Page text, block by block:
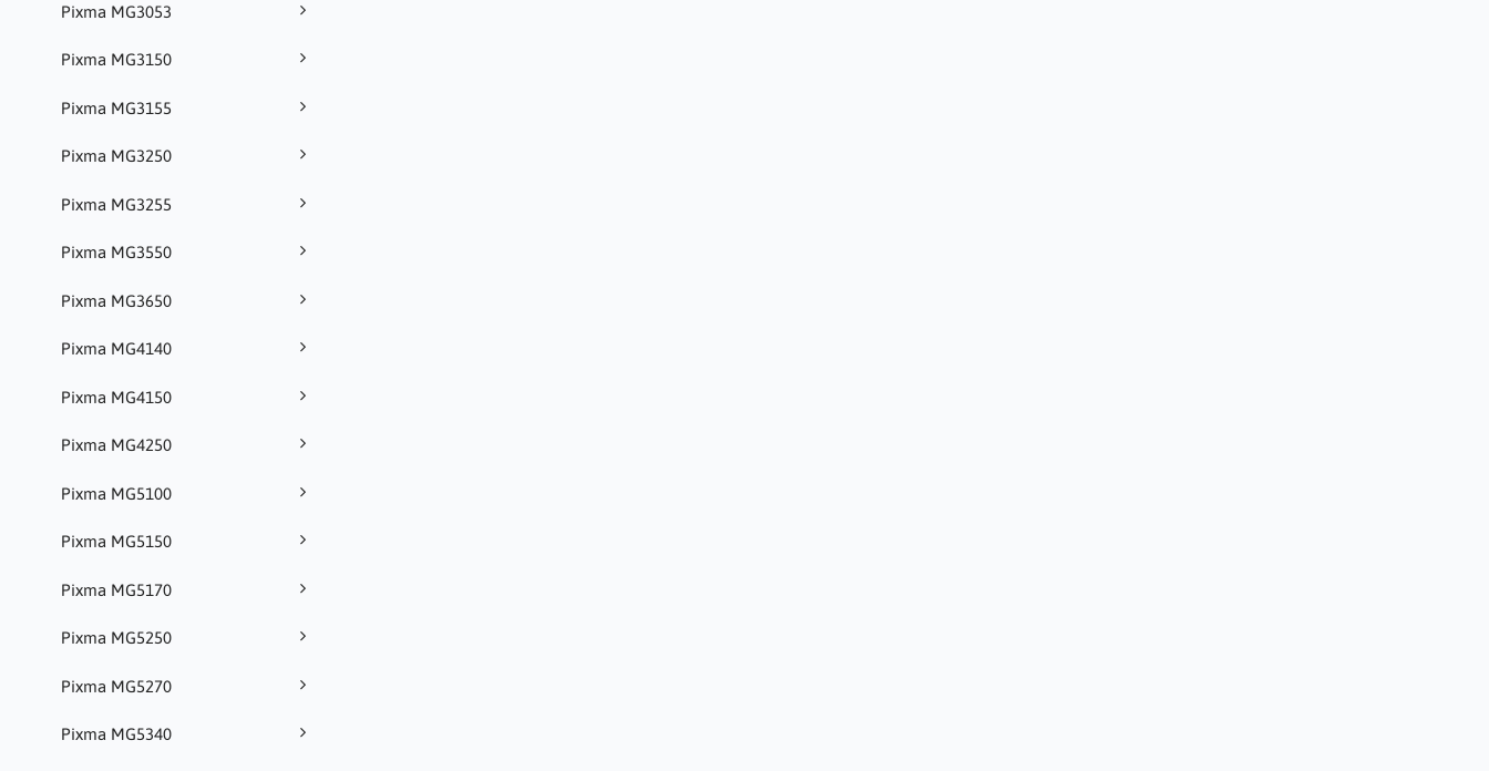
Pixma MG3053
Pixma MG3150
Pixma MG3155
Pixma MG3250
Pixma MG3255
Pixma MG3550
Pixma MG3650
Pixma MG4140
Pixma MG4150
Pixma MG4250
Pixma MG5100
Pixma MG5150
Pixma MG5170
Pixma MG5250
Pixma MG5270
Pixma MG5340